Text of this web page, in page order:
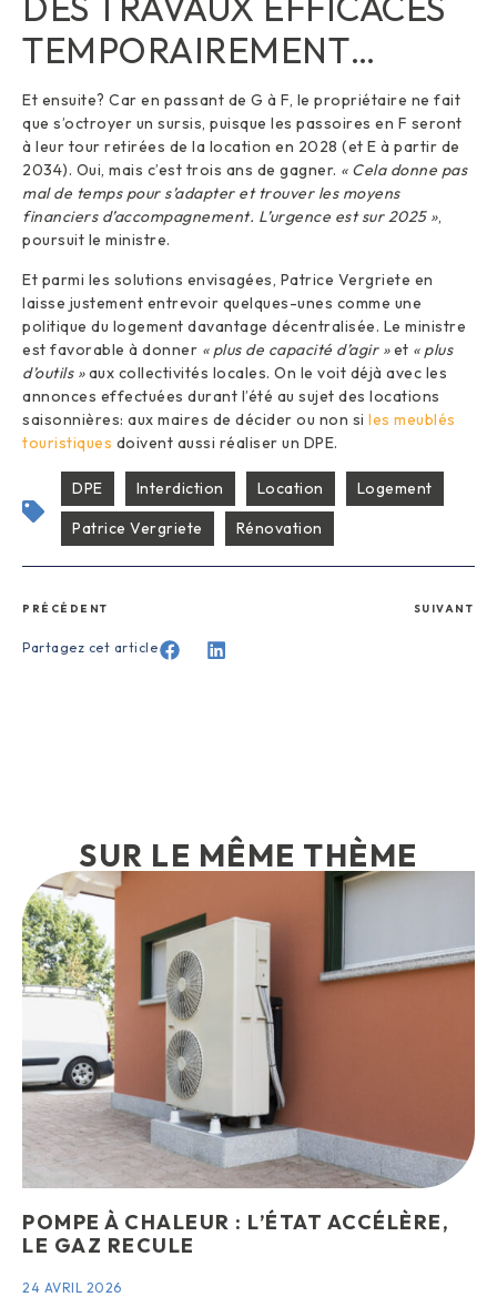
TEMPORAIREMENT…
Et ensuite? Car en passant de G à F, le propriétaire ne fait
que s’octroyer un sursis, puisque les passoires en F seront
à leur tour retirées de la location en 2028 (et E à partir de
2034). Oui, mais c’est trois ans de gagner. « Cela donne pas
mal de temps pour s’adapter et trouver les moyens
financiers d’accompagnement. L’urgence est sur 2025 »,
poursuit le ministre.
Et parmi les solutions envisagées, Patrice Vergriete en
laisse justement entrevoir quelques-unes comme une
politique du logement davantage décentralisée. Le ministre
est favorable à donner « plus de capacité d’agir »et « plus
d’outils »aux collectivités locales. On le voit déjà avec les
annonces effectuées durant l’été au sujet des locations
saisonnières: aux maires de décider ou non si les meublés
touristiques doivent aussi réaliser un DPE.
DPE Interdiction Location
Logement
Patrice Vergriete
Rénovation
PRÉCÉDENT SUIVANT
Partagez cet article
SUR LE MÊME THÈME
POMPE À CHALEUR : L’ÉTAT ACCÉLÈRE,
LE GAZ RECULE
24 AVRIL 2026